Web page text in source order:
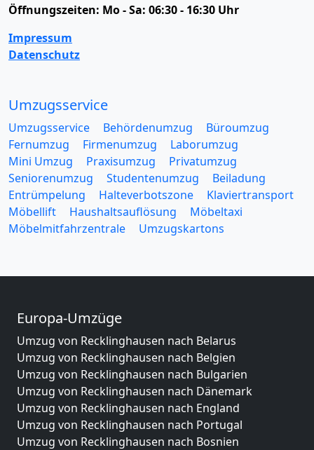
Öffnungszeiten: Mo - Sa: 06:30 - 16:30 Uhr
Impressum
Datenschutz
Umzugsservice
Umzugsservice Behördenumzug
Büroumzug
Fernumzug
Firmenumzug
Laborumzug
Mini Umzug
Praxisumzug
Privatumzug
Seniorenumzug
Studentenumzug
Beiladung
Entrümpelung
Halteverbotszone
Klaviertransport
Möbellift
Haushaltsauflösung
Möbeltaxi
Möbelmitfahrzentrale
Umzugskartons
Europa-Umzüge
Umzug von Recklinghausen nach Belarus
Umzug von Recklinghausen nach Belgien
Umzug von Recklinghausen nach Bulgarien
Umzug von Recklinghausen nach Dänemark
Umzug von Recklinghausen nach England
Umzug von Recklinghausen nach Portugal
Umzug von Recklinghausen nach Bosnien